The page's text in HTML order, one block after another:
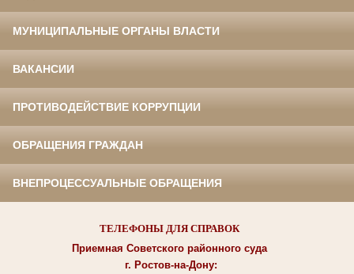
МУНИЦИПАЛЬНЫЕ ОРГАНЫ ВЛАСТИ
ВАКАНСИИ
ПРОТИВОДЕЙСТВИЕ КОРРУПЦИИ
ОБРАЩЕНИЯ ГРАЖДАН
ВНЕПРОЦЕССУАЛЬНЫЕ ОБРАЩЕНИЯ
ТЕЛЕФОНЫ ДЛЯ СПРАВОК
Приемная Советского районного суда
г. Ростов-на-Дону: